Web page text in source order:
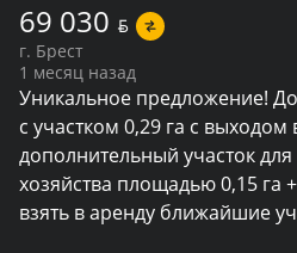
69 030 BYN
г. Брест
1 месяц назад
Уникальное предложение!
с участком 0,29 га с
дополнительный участок
хозяйства площадью 0,15 га
взять в аренду ближайшие